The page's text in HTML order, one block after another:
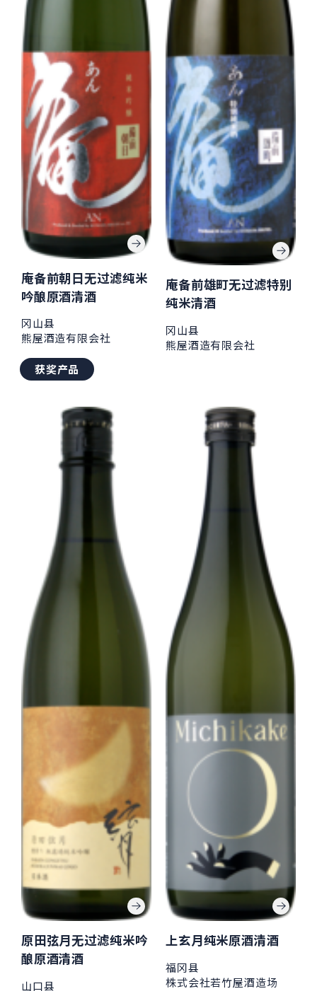
庵备前朝日无过滤纯米
吟酿原酒清酒
冈山县
熊屋酒造有限会社
获奖产品
庵备前雄町无过滤特别
纯米清酒
冈山县
熊屋酒造有限会社
原田弦月无过滤纯米吟
酿原酒清酒
山口县
上玄月纯米原酒清酒
福冈县
株式会社若竹屋酒造场